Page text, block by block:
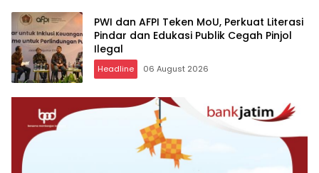
PWI dan AFPI Teken MoU, Perkuat Literasi
Pindar dan Edukasi Publik Cegah Pinjol
Ilegal
Headline 06 August 2026